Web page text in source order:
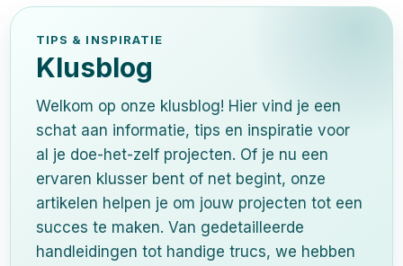
TIPS & INSPIRATIE
Klusblog
Welkom op onze klusblog! Hier vind je een
schat aan informatie, tips en inspiratie voor
al je doe-het-zelf projecten. Of je nu een
ervaren klusser bent of net begint, onze
artikelen helpen je om jouw projecten tot een
succes te maken. Van gedetailleerde
handleidingen tot handige trucs, we hebben